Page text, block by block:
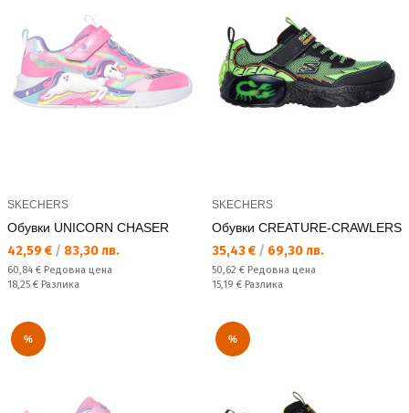
SKECHERS
Обувки UNICORN CHASER
Текуща цена:
42,59 € / 83,30 лв.
Редовна цена:
60,84 € Редовна цена
Спестявате:
18,25 € Разлика
SKECHERS
Обувки CREATURE-CRAWLERS
Текуща цена:
35,43 € / 69,30 лв.
Редовна цена:
50,62 € Редовна цена
Спестявате:
15,19 € Разлика
% %